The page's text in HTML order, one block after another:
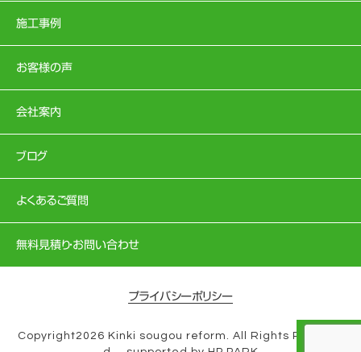
施工事例
お客様の声
会社案内
ブログ
よくあるご質問
無料見積り・お問い合わせ
プライバシーポリシー
Copyright2026 Kinki sougou reform. All Rights Reserve